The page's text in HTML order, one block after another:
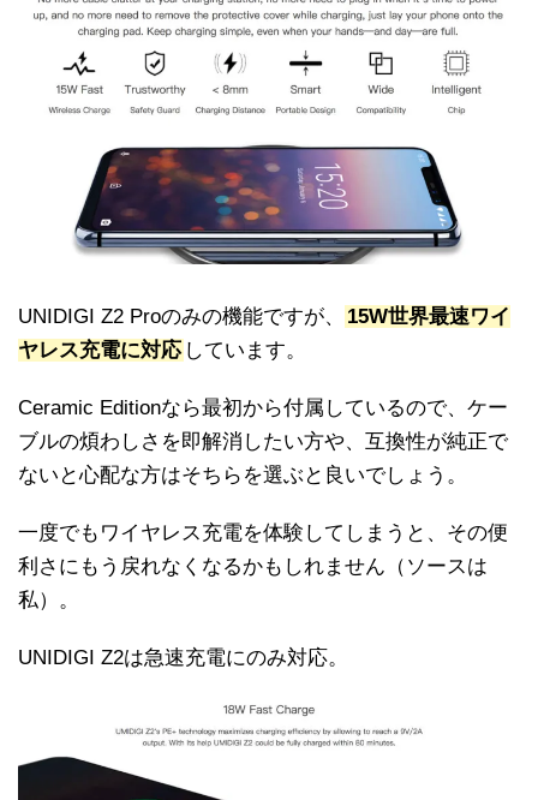
UNIDIGI Z2 Proのみの機能ですが、
15W世界最速ワイ
ヤレス充電に対応 しています。
Ceramic Editionなら最初から付属しているので、ケー
ブルの煩わしさを即解消したい方や、互換性が純正で
ないと心配な方はそちらを選ぶと良いでしょう。
一度でもワイヤレス充電を体験してしまうと、その便
利さにもう戻れなくなるかもしれません（ソースは
私）。
UNIDIGI Z2は急速充電にのみ対応。